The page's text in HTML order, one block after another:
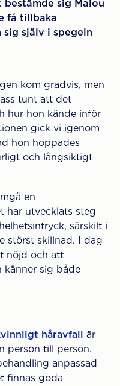
sig Malou
få tillbaka
själv i spegeln
kom gradvis, men
tunt att det
hur hon kände inför
gick vi igenom
hon hoppades
och långsiktigt
en
har utvecklats steg
särskilt i
störst skillnad. I dag
nöjd och att
sig både
håravfall är
person till person.
anpassad
finnas goda